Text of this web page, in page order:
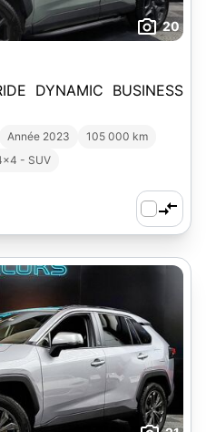
20
DYNAMIC BUSINESS
Année 2023
105 000 km
- SUV